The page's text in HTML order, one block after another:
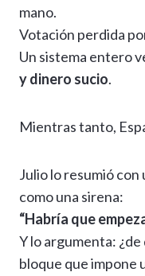
mano.
Votación perdida
Un sistema entero
y dinero sucio.
Mientras tanto,
Julio lo resumió
como una sirena:
“Habría que
Y lo argumenta:
bloque que impone